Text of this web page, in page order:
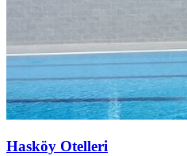
Hasköy Otelleri